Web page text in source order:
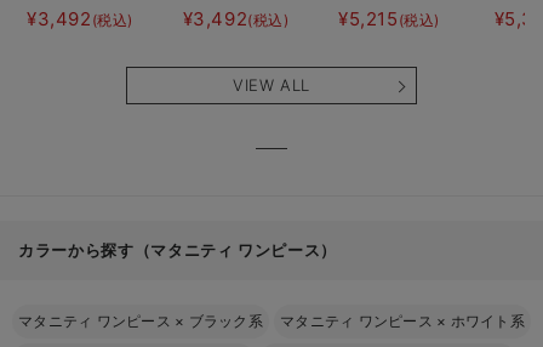
ト半袖ティアード
ネグリジェ マタ
¥3,492 (税込)
ト半袖フレアワン
ピース マタニテ
も長く使える】
¥3,492(税込)
にもなる授乳キャ
ミソール
¥5,215 (税込)
ェー
VIEW ALL
カラーから探す（マタニティ ワンピース）
マタニティ ワンピース × ブラック系 マタニティ ワンピース × ホワイト系